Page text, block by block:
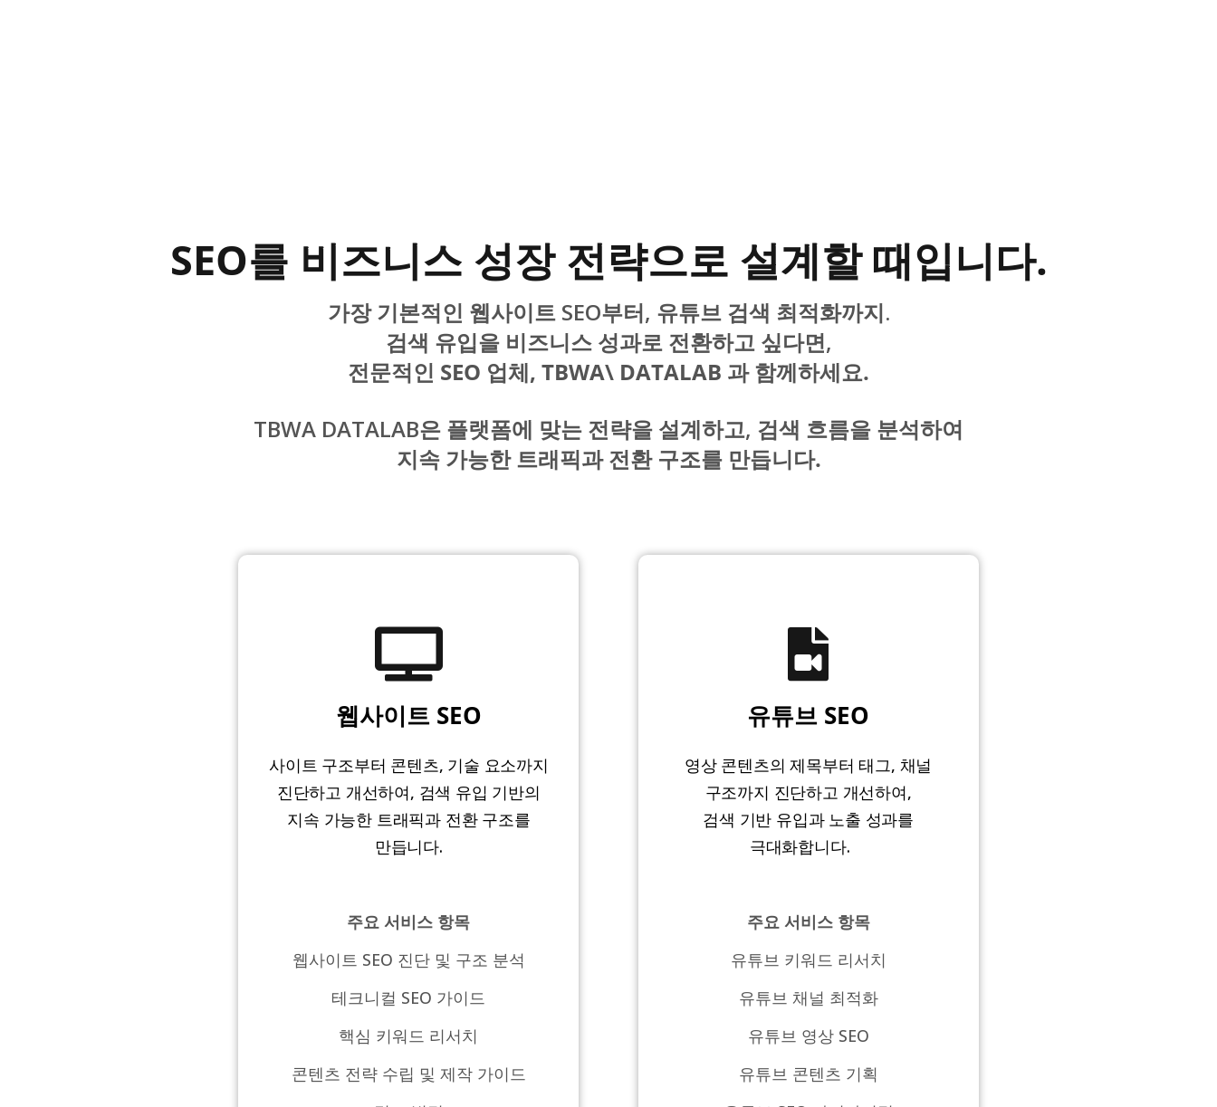
SEO를 비즈니스 성장 전략으로 설계할 때입니다.
가장 기본적인 웹사이트 SEO부터, 유튜브 검색 최적화까지.
검색 유입을 비즈니스 성과로 전환하고 싶다면,
전문적인 SEO 업체, TBWA\ DATALAB 과 함께하세요.
TBWA DATALAB은 플랫폼에 맞는 전략을 설계하고, 검색 흐름을 분석하여
지속 가능한 트래픽과 전환 구조를 만듭니다.
웹사이트 SEO
사이트 구조부터 콘텐츠, 기술 요소까지
진단하고 개선하여, 검색 유입 기반의
지속 가능한 트래픽과 전환 구조를
만듭니다.
주요 서비스 항목
웹사이트 SEO 진단 및 구조 분석
테크니컬 SEO 가이드
핵심 키워드 리서치
콘텐츠 전략 수립 및 제작 가이드
유튜브 SEO
영상 콘텐츠의 제목부터 태그, 채널
구조까지 진단하고 개선하여,
검색 기반 유입과 노출 성과를
극대화합니다.
주요 서비스 항목
유튜브 키워드 리서치
유튜브 채널 최적화
유튜브 영상 SEO
유튜브 콘텐츠 기획